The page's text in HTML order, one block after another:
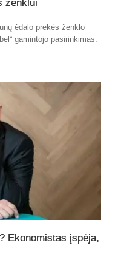
ženklui
ėdalo prekės ženklo
gamintojo pasirinkimas.
Ekonomistas įspėja,